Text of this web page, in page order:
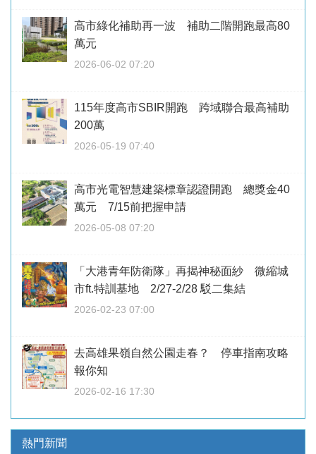
高市綠化補助再一波 補助二階開跑最高80
萬元
2026-06-02 07:20
115年度高市SBIR開跑 跨域聯合最高補助
200萬
2026-05-19 07:40
高市光電智慧建築標章認證開跑 總獎金40
萬元 7/15前把握申請
2026-05-08 07:20
「大港青年防衛隊」再揭神秘面紗 微縮城
市ft.特訓基地 2/27-2/28 駁二集結
2026-02-23 07:00
去高雄果嶺自然公園走春？ 停車指南攻略
報你知
2026-02-16 17:30
熱門新聞